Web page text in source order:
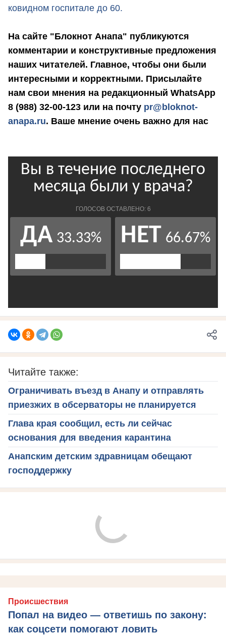
ковидном госпитале до 60.
На сайте "Блокнот Анапа" публикуются
комментарии и конструктивные предложения
наших читателей. Главное, чтобы они были
интересными и корректными. Присылайте
нам свои мнения на редакционный WhatsApp
8 (988) 32-00-123 или на почту pr@bloknot-
anapa.ru. Ваше мнение очень важно для нас
Читайте также:
Ограничивать въезд в Анапу и отправлять
приезжих в обсерваторы не планируется
Глава края сообщил, есть ли сейчас
основания для введения карантина
Анапским детским здравницам обещают
господдержку
Происшествия
Попал на видео — ответишь по закону:
как соцсети помогают ловить